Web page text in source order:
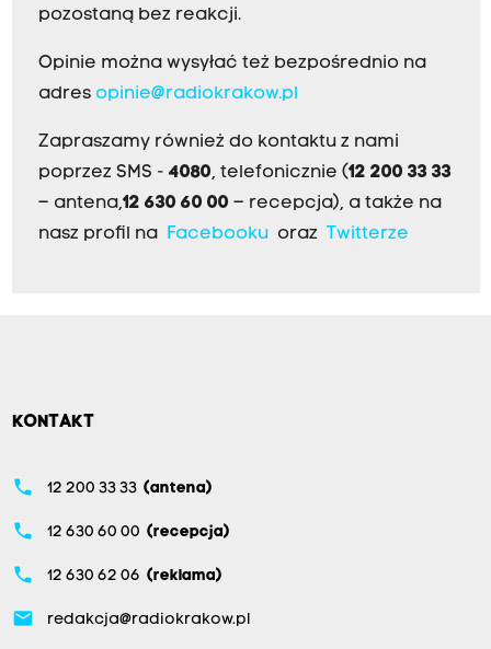
pozostaną bez reakcji.
Opinie można wysyłać też bezpośrednio na
adres opinie@radiokrakow.pl
Zapraszamy również do kontaktu z nami
poprzez SMS - 4080, telefonicznie (12 200 33 33
– antena,12 630 60 00 – recepcja), a także na
nasz profil na Facebookuoraz Twitterze
KONTAKT
phone 12 200 33 33 (antena)
phone 12 630 60 00 (recepcja)
phone 12 630 62 06 (reklama)
email redakcja@radiokrakow.pl